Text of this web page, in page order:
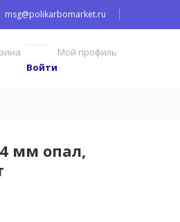
msg@polikarbomarket.ru
Мой профиль
Войти
мм опал,